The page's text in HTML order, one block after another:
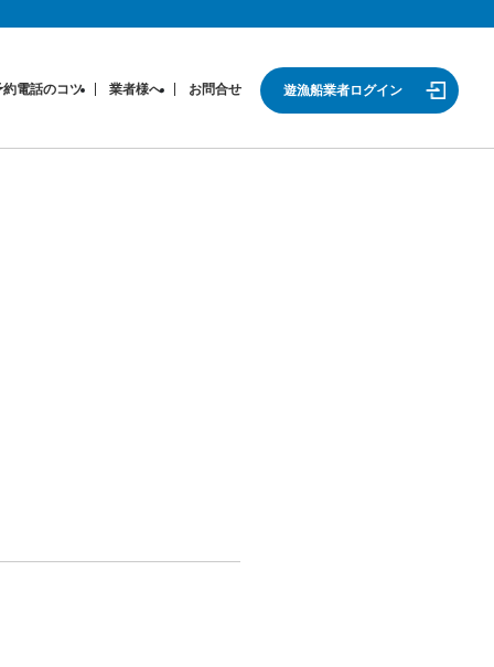
約電話のコツ 業者様へ お問合せ 遊漁船業者ログイン